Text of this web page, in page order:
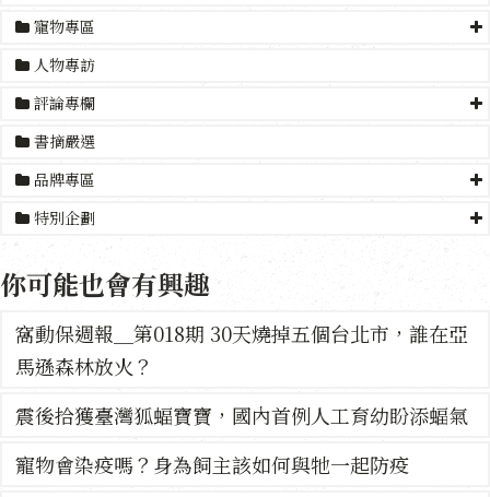
寵物專區
人物專訪
評論專欄
書摘嚴選
品牌專區
特別企劃
你可能也會有興趣
窩動保週報＿第018期 30天燒掉五個台北市，誰在亞
馬遜森林放火？
震後拾獲臺灣狐蝠寶寶，國內首例人工育幼盼添蝠氣
寵物會染疫嗎？身為飼主該如何與牠一起防疫